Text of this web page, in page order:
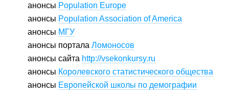
анонсы Population Europe
анонсы Population Association of America
анонсы МГУ
анонсы портала Ломоносов
анонсы сайта http://vsekonkursy.ru
анонсы Королевского статистического общества
анонсы Европейской школы по демографии